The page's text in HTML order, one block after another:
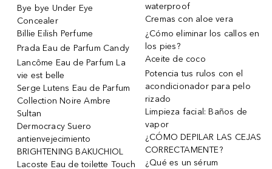
Bye bye Under Eye
Concealer
Billie Eilish Perfume
Prada Eau de Parfum Candy
Lancôme Eau de Parfum La
vie est belle
Serge Lutens Eau de Parfum
Collection Noire Ambre
Sultan
Dermocracy Suero
antienvejecimiento
BRIGHTENING BAKUCHIOL
Lacoste Eau de toilette Touch
waterproof
Cremas con aloe vera
¿Cómo eliminar los callos en
los pies?
Aceite de coco
Potencia tus rulos con el
acondicionador para pelo
rizado
Limpieza facial: Baños de
vapor
¿CÓMO DEPILAR LAS CEJAS
CORRECTAMENTE?
¿Qué es un sérum